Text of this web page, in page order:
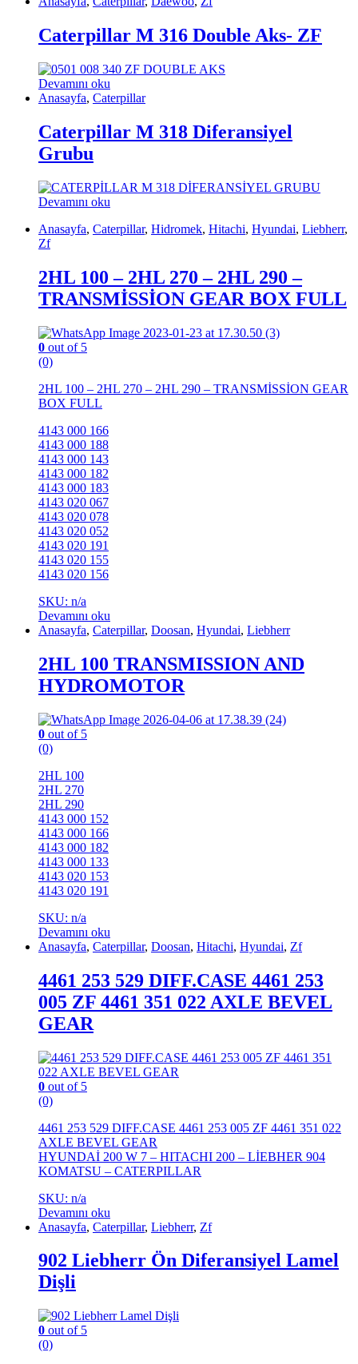
Caterpillar M 316 Double Aks- ZF
Devamını oku
Anasayfa, Caterpillar
Caterpillar M 318 Diferansiyel
Grubu
Devamını oku
Anasayfa, Caterpillar, Hidromek, Hitachi, Hyundai, Liebherr,
Zf
2HL 100 – 2HL 270 – 2HL 290 –
TRANSMİSSİON GEAR BOX FULL
0 out of 5
(0)
2HL 100 – 2HL 270 – 2HL 290 – TRANSMİSSİON GEAR
BOX FULL
4143 000 166
4143 000 188
4143 000 143
4143 000 182
4143 000 183
4143 020 067
4143 020 078
4143 020 052
4143 020 191
4143 020 155
4143 020 156
SKU: n/a
Devamını oku
Anasayfa, Caterpillar, Doosan, Hyundai, Liebherr
2HL 100 TRANSMISSION AND
HYDROMOTOR
0 out of 5
(0)
2HL 100
2HL 270
2HL 290
4143 000 152
4143 000 166
4143 000 182
4143 000 133
4143 020 153
4143 020 191
SKU: n/a
Devamını oku
Anasayfa, Caterpillar, Doosan, Hitachi, Hyundai, Zf
4461 253 529 DIFF.CASE 4461 253
005 ZF 4461 351 022 AXLE BEVEL
GEAR
0 out of 5
(0)
4461 253 529 DIFF.CASE 4461 253 005 ZF 4461 351 022
AXLE BEVEL GEAR
HYUNDAİ 200 W 7 – HITACHI 200 – LİEBHER 904
KOMATSU – CATERPILLAR
SKU: n/a
Devamını oku
Anasayfa, Caterpillar, Liebherr, Zf
902 Liebherr Ön Diferansiyel Lamel
Dişli
0 out of 5
(0)